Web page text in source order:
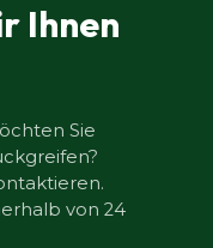
Ihnen
Sie
von 24